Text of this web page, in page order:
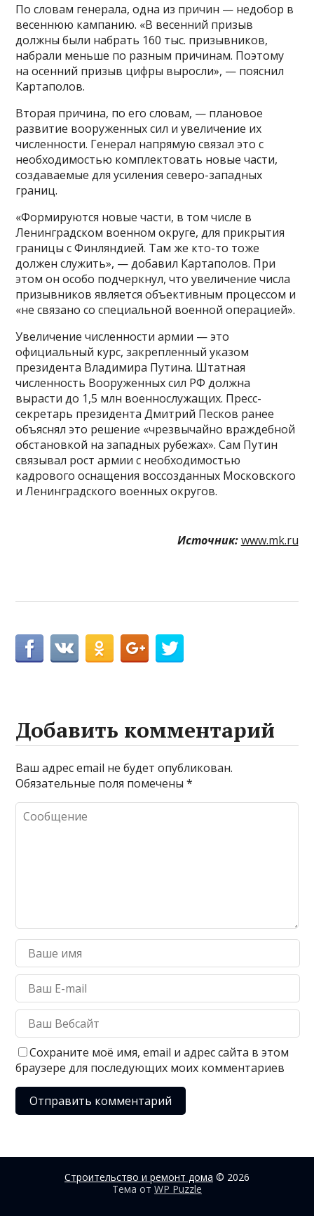
По словам генерала, одна из причин — недобор в
весеннюю кампанию. «В весенний призыв
должны были набрать 160 тыс. призывников,
набрали меньше по разным причинам. Поэтому
на осенний призыв цифры выросли», — пояснил
Картаполов.
Вторая причина, по его словам, — плановое
развитие вооруженных сил и увеличение их
численности. Генерал напрямую связал это с
необходимостью комплектовать новые части,
создаваемые для усиления северо-западных
границ.
«Формируются новые части, в том числе в
Ленинградском военном округе, для прикрытия
границы с Финляндией. Там же кто-то тоже
должен служить», — добавил Картаполов. При
этом он особо подчеркнул, что увеличение числа
призывников является объективным процессом и
«не связано со специальной военной операцией».
Увеличение численности армии — это
официальный курс, закрепленный указом
президента Владимира Путина. Штатная
численность Вооруженных сил РФ должна
вырасти до 1,5 млн военнослужащих. Пресс-
секретарь президента Дмитрий Песков ранее
объяснял это решение «чрезвычайно враждебной
обстановкой на западных рубежах». Сам Путин
связывал рост армии с необходимостью
кадрового оснащения воссозданных Московского
и Ленинградского военных округов.
Источник: www.mk.ru
Добавить комментарий
Ваш адрес email не будет опубликован.
Обязательные поля помечены*
Сохраните моё имя, email и адрес сайта в этом
браузере для последующих моих комментариев
Строительство и ремонт дома © 2026
Тема от WP Puzzle